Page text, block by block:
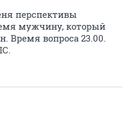
перспективы
мужчину, который
Время вопроса 23.00.